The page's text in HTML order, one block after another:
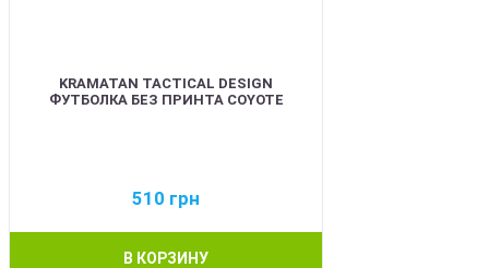
KRAMATAN TACTICAL DESIGN
ФУТБОЛКА БЕЗ ПРИНТА COYOTE
510 грн
В КОРЗИНУ